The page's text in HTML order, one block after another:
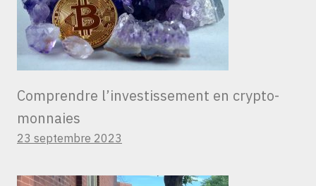
Comprendre l’investissement en crypto-
monnaies
23 septembre 2023